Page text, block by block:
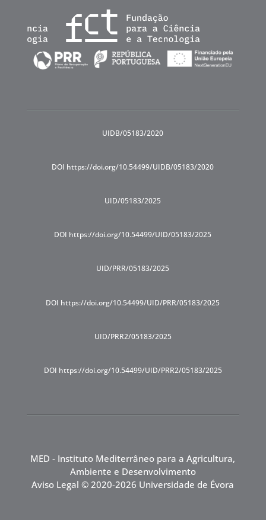
UIDB/05183/2020
DOI https://doi.org/10.54499/UIDB/05183/2020
UID/05183/2025
DOI https://doi.org/10.54499/UID/05183/2025
UID/PRR/05183/2025
DOI https://doi.org/10.54499/UID/PRR/05183/2025
UID/PRR2/05183/2025
DOI https://doi.org/10.54499/UID/PRR2/05183/2025
MED - Instituto Mediterrâneo para a Agricultura,
Ambiente e Desenvolvimento
Aviso Legal © 2020-2026 Universidade de Évora